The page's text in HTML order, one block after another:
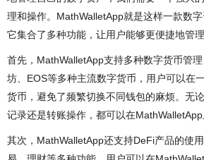
理和操作。MathWalletApp就是这样一款数字
它集合了多种功能，让用户能够更便捷地管
首先，MathWalletApp支持多种数字货币管
坊、EOS等多种主流数字货币，用户可以在
货币，避免了频繁切换不同钱包的麻烦。无
记录还是转账操作，都可以在MathWalletApp
其次，MathWalletApp还支持DeFi产品的使